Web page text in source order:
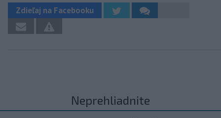
Zdieľaj na Facebooku
Neprehliadnite